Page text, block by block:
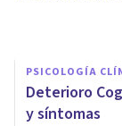
PSICOLOGÍA
Deterioro
y síntomas